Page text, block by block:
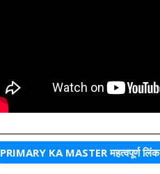
PRIMARY KA MASTER महत्वपूर्ण लिंक